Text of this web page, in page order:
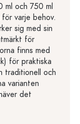
ml och 750 ml
varje behov.
sig med sin
för
finns med
för praktiska
traditionell och
varianten
det